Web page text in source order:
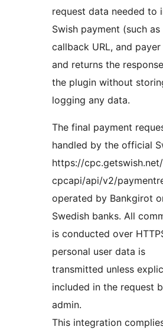
request data needed to
Swish payment (such as
callback URL, and payer
and returns the
the plugin without
logging any data.
The final payment
handled by the official
https://
cpcapi/api/v2/
operated by Bankgirot
Swedish banks. All
is conducted over
personal user data is
transmitted unless
included in the request
admin.
This integration